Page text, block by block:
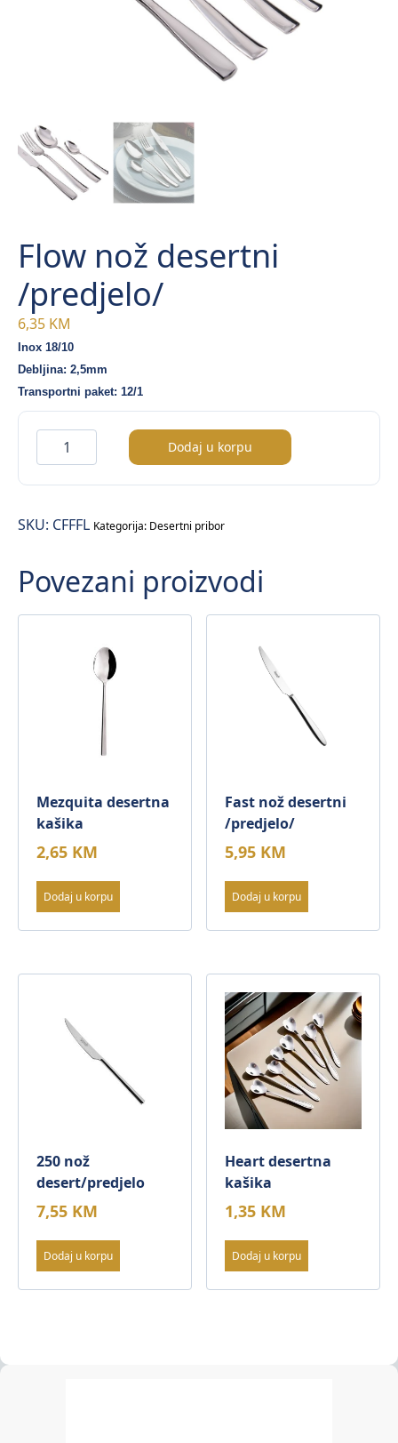
Flow nož desertni
/predjelo/
6,35 KM
Inox 18/10
Debljina: 2,5mm
Transportni paket: 12/1
Flow
nož
desertni
količina
Dodaj u korpu
SKU: CFFFL Kategorija: Desertni pribor
Povezani proizvodi
Mezquita desertna
kašika
2,65 KM
Dodaj u korpu
Fast nož desertni
/predjelo/
5,95 KM
Dodaj u korpu
250 nož
desert/predjelo
7,55 KM
Dodaj u korpu
Heart desertna
kašika
1,35 KM
Dodaj u korpu